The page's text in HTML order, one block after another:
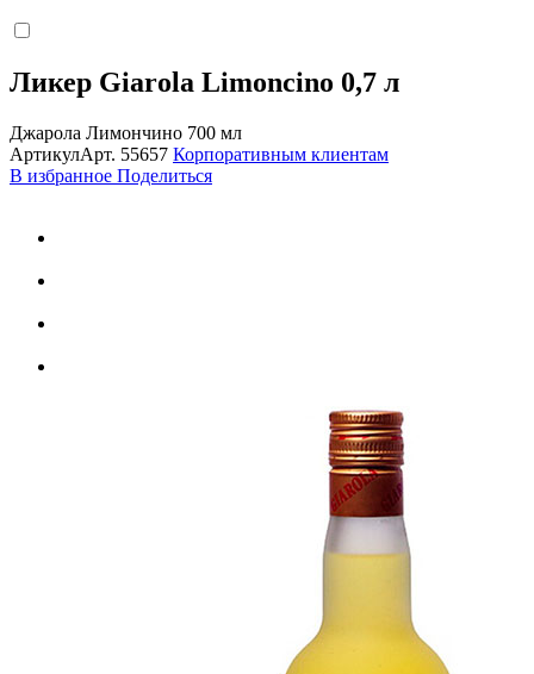
Ликер Giarola Limoncino 0,7 л
Джарола Лимончино 700 мл
АртикулАрт. 55657 Корпоративным клиентам
В избранное Поделиться